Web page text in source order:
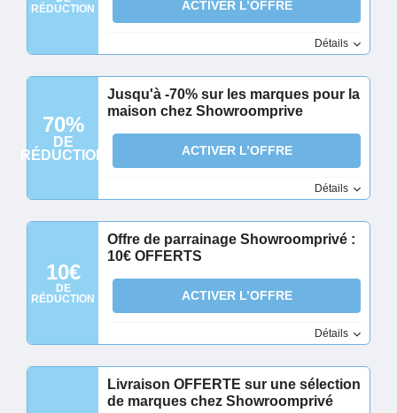
RÉDUCTION
ACTIVER L’OFFRE
Détails
70%
DE
RÉDUCTION
Jusqu'à -70% sur les marques pour la
maison chez Showroomprive
ACTIVER L’OFFRE
Détails
10€
DE
RÉDUCTION
Offre de parrainage Showroomprivé :
10€ OFFERTS
ACTIVER L’OFFRE
Détails
Livraison OFFERTE sur une sélection
de marques chez Showroomprivé